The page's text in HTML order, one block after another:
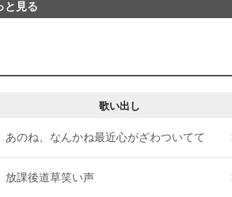
と見る
歌い出し
あのね、なんかね最近心がざわついてて
放課後道草笑い声